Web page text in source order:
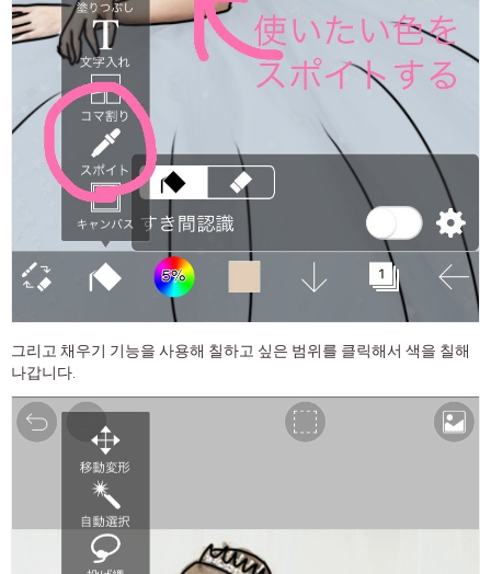
그리고 채우기 기능을 사용해 칠하고 싶은 범위를 클릭해서 색을 칠해
나갑니다.